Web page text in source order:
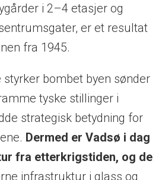
i 2–4 etasjer og
er et resultat
fra 1945.
styrker bombet byen sønder
tyske stillinger i
strategisk betydning for
Dermed er Vadsø i dag
fra etterkrigstiden, og de
infrastruktur i glass og